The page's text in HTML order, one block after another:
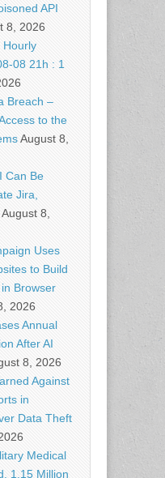
API
8, 2026
Hourly
08 21h : 1
Breach –
to the
August 8,
Can Be
Jira,
August 8,
Uses
to Build
Browser
2026
Annual
After AI
8, 2026
Against
in
Data Theft
Medical
1.15 Million